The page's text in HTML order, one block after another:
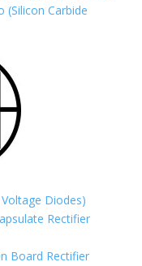
(Silicon Carbide
Diodes)
Rectifier
Board Rectifier